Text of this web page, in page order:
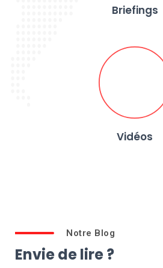
Briefings
Vidéos
Notre Blog
Envie de lire ?